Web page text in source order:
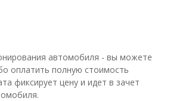
автомобиля - вы можете
оплатить полную стоимость
фиксирует цену и идет в зачет